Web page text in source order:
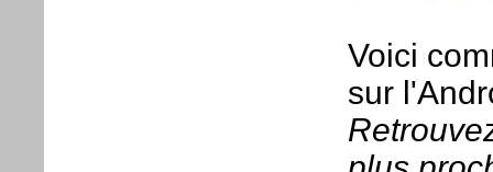
Voici
sur